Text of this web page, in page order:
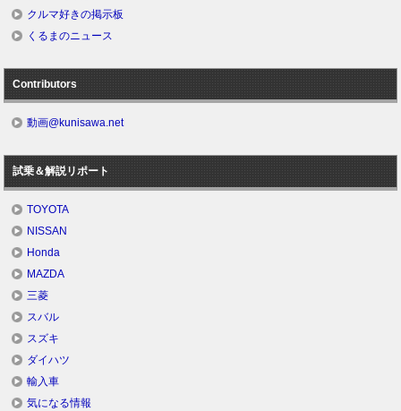
クルマ好きの掲示板
くるまのニュース
Contributors
動画@kunisawa.net
試乗＆解説リポート
TOYOTA
NISSAN
Honda
MAZDA
三菱
スバル
スズキ
ダイハツ
輸入車
気になる情報